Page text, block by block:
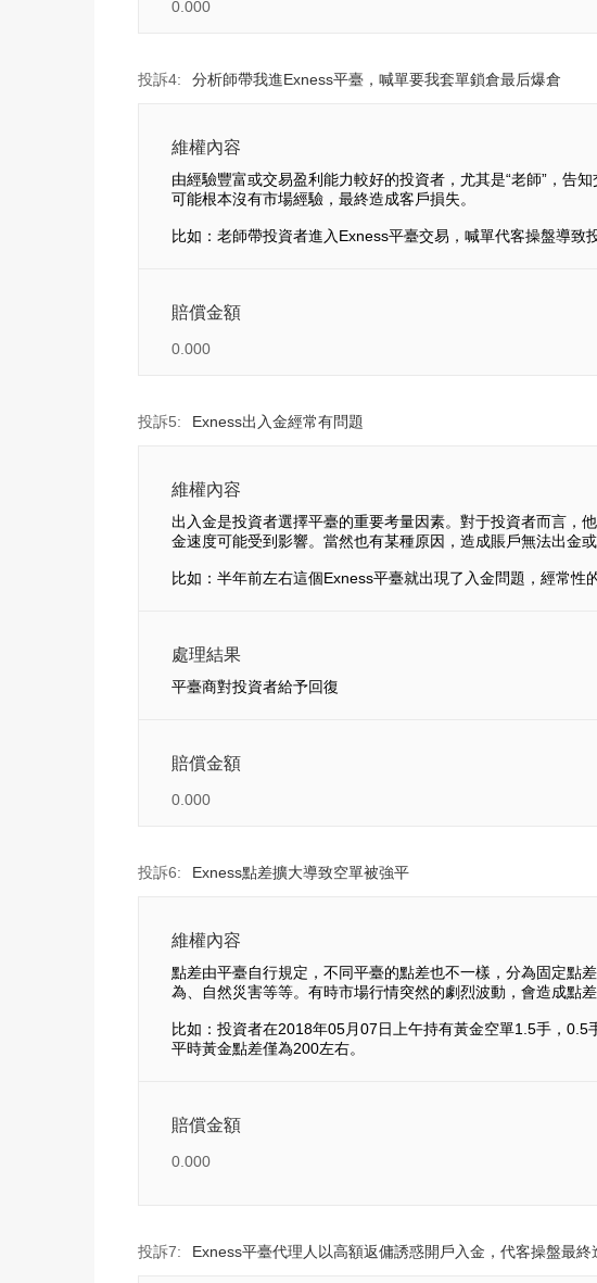
0.000
投訴4: 分析師帶我進Exness平臺，喊單要我套單鎖倉最后爆倉
維權內容
由經驗豐富或交易盈利能力較好的投資者，尤其是“老師”，告
可能根本沒有市場經驗，最終造成客戶損失。
比如：老師帶投資者進入Exness平臺交易，喊單代客操盤導致
賠償金額
0.000
投訴5: Exness出入金經常有問題
維權內容
出入金是投資者選擇平臺的重要考量因素。對于投資者而言，
金速度可能受到影響。當然也有某種原因，造成賬戶無法出金或
比如：半年前左右這個Exness平臺就出現了入金問題，經常性
處理結果
平臺商對投資者給予回復
賠償金額
0.000
投訴6: Exness點差擴大導致空單被強平
維權內容
點差由平臺自行規定，不同平臺的點差也不一樣，分為固定點
為、自然災害等等。有時市場行情突然的劇烈波動，會造成點
比如：投資者在2018年05月07日上午持有黃金空單1.5手，
平時黃金點差僅為200左右。
賠償金額
0.000
投訴7: Exness平臺代理人以高額返傭誘惑開戶入金，代客操盤最終